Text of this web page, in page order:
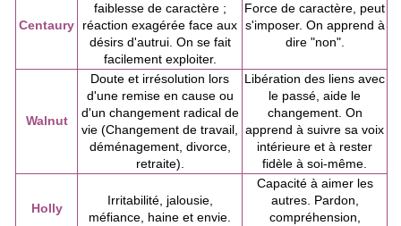
Centaury
faiblesse de caractère ;
réaction exagérée face aux
désirs d'autrui. On se fait
facilement exploiter.
Force de caractère, peut
s'imposer. On apprend à
dire "non".
Walnut
Doute et irrésolution lors
d'une remise en cause ou
d'un changement radical de
vie (Changement de travail,
déménagement, divorce,
retraite).
Libération des liens avec
le passé, aide le
changement. On
apprend à suivre sa voix
intérieure et à rester
fidèle à soi-même.
Holly
Irritabilité, jalousie,
méfiance, haine et envie.
Capacité à aimer les
autres. Pardon,
compréhension,